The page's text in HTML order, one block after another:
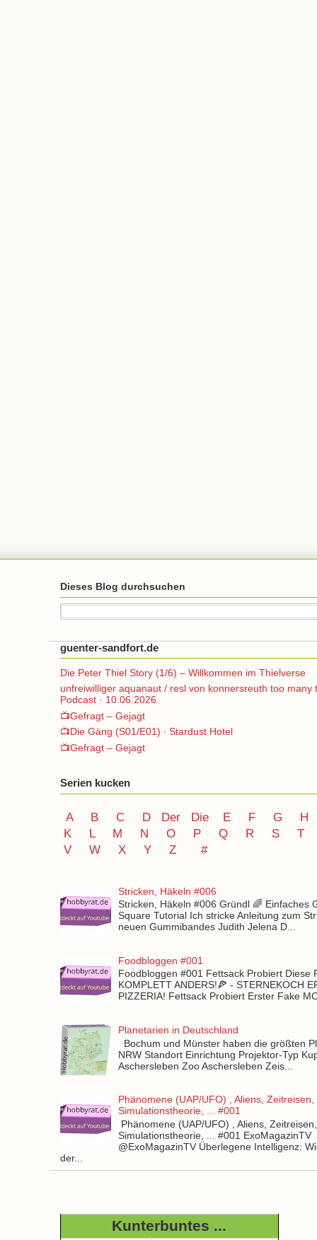
Dieses Blog durchsuchen
guenter-sandfort.de
Die Peter Thiel Story (1/6) – Willkommen im Thielverse
unfreiwilliger aquanaut / resl von konnersreuth too many
Podcast · 10.06.2026
📺Gefragt – Gejagt
📺Die Gäng (S01/E01) ∙ Stardust Hotel
📺Gefragt – Gejagt
Serien kucken
A B C D Der Die E F G
H
K
L M N O P Q R S
T
V
W X Y Z #
Stricken, Häkeln #006
Stricken, Häkeln #006 Gründl 🌈 Einfaches
Square Tutorial Ich stricke Anleitung zum
neuen Gummibandes Judith Jelena D...
Foodbloggen #001
Foodbloggen #001 Fettsack Probiert Diese
KOMPLETT ANDERS!🍕 - STERNEKOCH
PIZZERIA! Fettsack Probiert Erster Fake
Planetarien in Deutschland
Bochum und Münster haben die größten
NRW Standort Einrichtung Projektor-Typ
Aschersleben Zoo Aschersleben Zeis...
Phänomene (UAP/UFO) , Aliens, Zeitreisen,
Simulationstheorie, ... #001
Phänomene (UAP/UFO) , Aliens, Zeitreisen,
Simulationstheorie, ... #001 ExoMagazinTV
@ExoMagazinTV Überlegene Intelligenz:
der...
Kunterbuntes ...